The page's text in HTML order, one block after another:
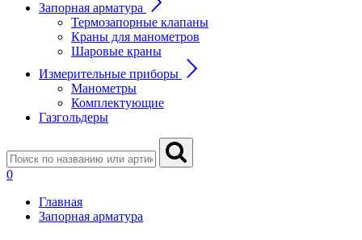
Запорная арматура
Термозапорные клапаны
Краны для манометров
Шаровые краны
Измерительные приборы
Манометры
Комплектующие
Газгольдеры
0
Главная
Запорная арматура